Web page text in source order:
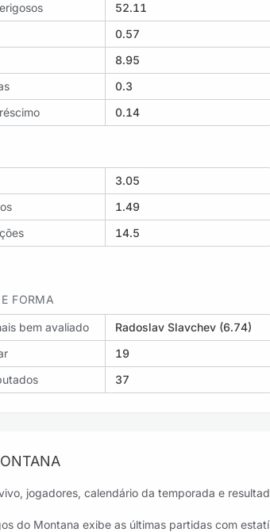
52.11
0.57
8.95
0.3
0.14
3.05
1.49
14.5
FORMA
bem avaliado
Radoslav Slavchev (6.74)
19
37
jogadores, calendário da temporada e
do Montana exibe as últimas partidas com